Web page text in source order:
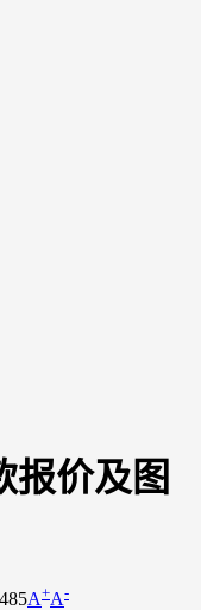
报价及图
A+A-